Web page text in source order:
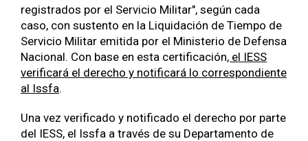
registrados por el Servicio Militar", según cada
caso, con sustento en la Liquidación de Tiempo de
Servicio Militar emitida por el Ministerio de Defensa
Nacional. Con base en esta certificación, el IESS
verificará el derecho y notificará lo correspondiente
al Issfa.
Una vez verificado y notificado el derecho por parte
del IESS, el Issfa a través de su Departamento de